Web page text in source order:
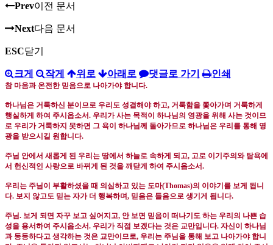
Prev이전 문서
Next다음 문서
ESC닫기
크게 작게 위로 아래로 댓글로 가기 인쇄
참 마음과 온전한 믿음으로 나아가야 합니다.
하나님은 거룩하신 분이므로 우리도 성결해야 하고, 거룩함을 쫓아가며 거룩하게
행실하게 하여 주시옵소서. 우리가 사는 목적이 하나님의 영광을 위해 사는 것이므
로 우리가 거룩하지 못하면 그 욕이 하나님께 돌아가므로 하나님은 우리를 통해 영
광을 받으시길 원합니다.
주님 안에서 새롭게 된 우리는 땅에서 하늘로 속하게 되고, 고로 이기주의와 탐욕에
서 헌신적인 사랑으로 바뀌게 된 것을 깨닫게 하여 주시옵소서.
우리는 주님이 부활하셨을 때 의심하고 있는 도마(Thomas)의 이야기를 보게 됩니
다. 보지 않고도 믿는 자가 더 행복하며, 믿음은 들음으로 생기게 됩니다.
주님. 보게 되면 자꾸 보고 싶어지고, 안 보면 믿음이 떠나기도 하는 우리의 나쁜 습
성을 용서하여 주시옵소서. 우리가 직접 보겠다는 것은 교만입니다. 자신이 하나님
과 동등하다고 생각하는 것은 교만이므로, 우리는 주님을 통해 보고 나아가야 합니